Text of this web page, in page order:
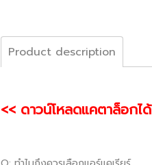
Product description
<< ดาวน์โหลดแคตาล็อกไ